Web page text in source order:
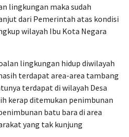
lingkungan maka sudah
dari Pemerintah atas kondisi
wilayah Ibu Kota Negara
lingkungan hidup diwilayah
terdapat area-area tambang
terdapat di wilayah Desa
kerap ditemukan penimbunan
batu bara di area
yang tak kunjung